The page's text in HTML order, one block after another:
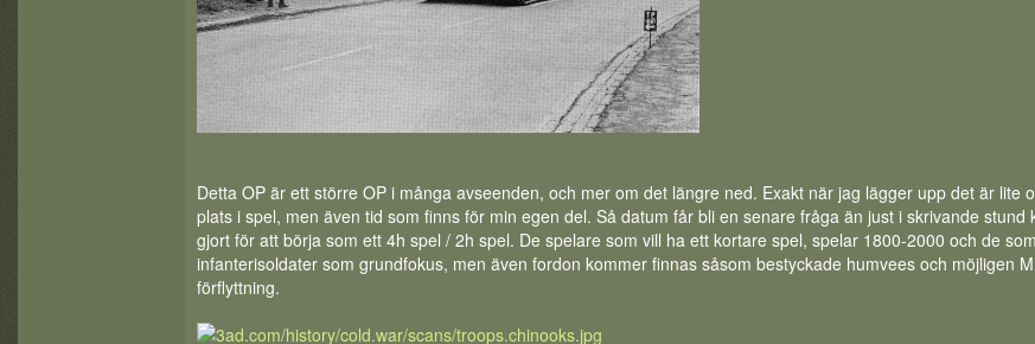
Detta OP är ett större OP i många avseenden, och mer om det längre ned. Exakt när jag lägger upp det är
plats i spel, men även tid som finns för min egen del. Så datum får bli en senare fråga än just i skrivande
gjort för att börja som ett 4h spel / 2h spel. De spelare som vill ha ett kortare spel, spelar 1800-2000 och de
infanterisoldater som grundfokus, men även fordon kommer finnas såsom bestyckade humvees och möjligen
förflyttning.